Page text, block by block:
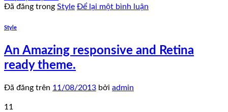
Đã đăng trong Style Để lại một bình luận
Style
An Amazing responsive and Retina
ready theme.
Đã đăng trên 11/08/2013 bởi admin
11